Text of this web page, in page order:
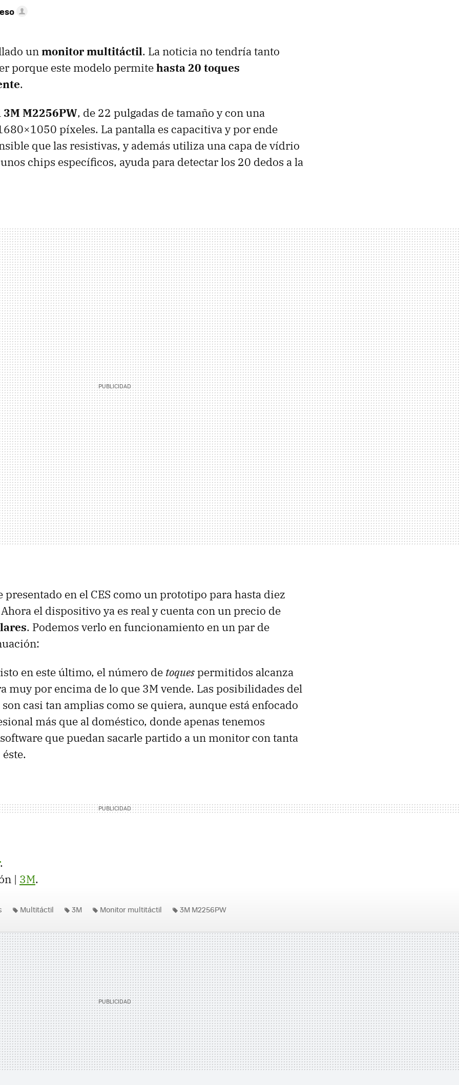
unmonitor multitáctil. La noticia no tendría tanto
porque este modelo permitehasta 20 toques
.
3M M2256PW, de 22 pulgadas de tamaño y con una
píxeles. La pantalla es capacitiva y por ende
que las resistivas, y además utiliza una capa de vídrio
chips específicos, ayuda para detectar los 20 dedos a la
presentado en el CES como un prototipo para hasta diez
el dispositivo ya es real y cuenta con un precio de
. Podemos verlo en funcionamiento en un par de
en este último, el número de toquespermitidos alcanza
muy por encima de lo que 3M vende. Las posibilidades del
son casi tan amplias como se quiera, aunque está enfocado
más que al doméstico, donde apenas tenemos
que puedan sacarle partido a un monitor con tanta
.
| 3M.
Multitáctil 3M Monitor multitáctil 3M M2256PW